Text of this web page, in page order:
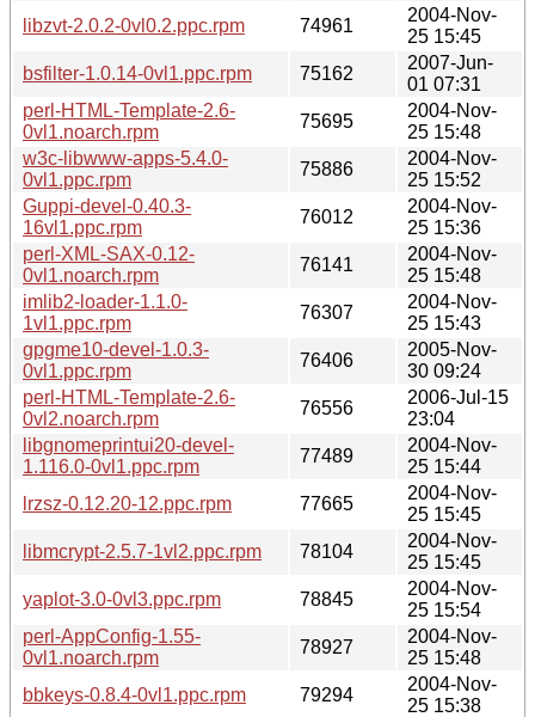
libzvt-2.0.2-0vl0.2.ppc.rpm
74961
2004-Nov-
25 15:45
bsfilter-1.0.14-0vl1.ppc.rpm
75162
2007-Jun-
01 07:31
perl-HTML-Template-2.6-
0vl1.noarch.rpm
75695
2004-Nov-
25 15:48
w3c-libwww-apps-5.4.0-
0vl1.ppc.rpm
75886
2004-Nov-
25 15:52
Guppi-devel-0.40.3-
16vl1.ppc.rpm
76012
2004-Nov-
25 15:36
perl-XML-SAX-0.12-
0vl1.noarch.rpm
76141
2004-Nov-
25 15:48
imlib2-loader-1.1.0-
1vl1.ppc.rpm
76307
2004-Nov-
25 15:43
gpgme10-devel-1.0.3-
0vl1.ppc.rpm
76406
2005-Nov-
30 09:24
perl-HTML-Template-2.6-
0vl2.noarch.rpm
76556
2006-Jul-15
23:04
libgnomeprintui20-devel-
1.116.0-0vl1.ppc.rpm
77489
2004-Nov-
25 15:44
lrzsz-0.12.20-12.ppc.rpm
77665
2004-Nov-
25 15:45
libmcrypt-2.5.7-1vl2.ppc.rpm
78104
2004-Nov-
25 15:45
yaplot-3.0-0vl3.ppc.rpm
78845
2004-Nov-
25 15:54
perl-AppConfig-1.55-
0vl1.noarch.rpm
78927
2004-Nov-
25 15:48
bbkeys-0.8.4-0vl1.ppc.rpm
79294
2004-Nov-
25 15:38